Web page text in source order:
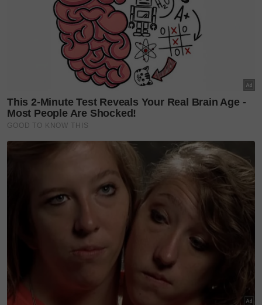
itu mendapat jolokan Che Abas Demam,“ katanya.
Isi ikan dibakar
Hamemah memberitahuSinarPlus, kisah klasik itu
diceritakan oleh neneknya, Halus Long atau Su
Halus sejak beliau kecil lagi.
Keterujaan mendengarnya membuatkan pembantu
tadbir itu belajar membuatnya.
Seawal usia 13 tahun, beliau sudah arif memasak
“Resipi kuih ini diajar oleh arwah nenek yang dulu
memang penjual kuih dan masakan Terengganu.
Rasa kuah ini tiada bezanya dengan kuah laksam
“Cuma yang uniknya, Nenek Su Halus ajar saya